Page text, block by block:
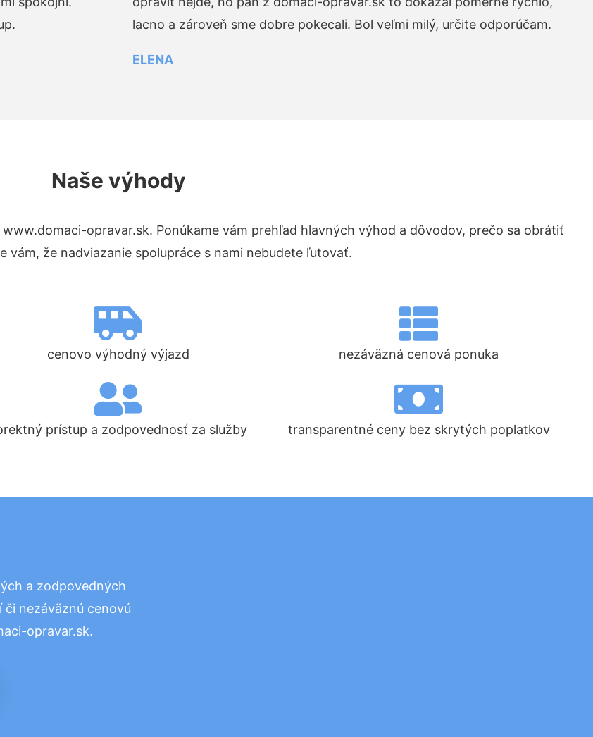
lacno a zároveň sme dobre pokecali. Bol veľmi milý, určite odporúčam.
ELENA
Naše výhody
opravar.sk. Ponúkame vám prehľad hlavných výhod a dôvodov, prečo sa obrátiť
vám, že nadviazanie spolupráce s nami nebudete ľutovať.
cenovo výhodný výjazd nezáväzná cenová ponuka
prístup a zodpovednosť za služby transparentné ceny bez skrytých poplatkov
a zodpovedných
nezáväznú cenovú
opravar.sk.